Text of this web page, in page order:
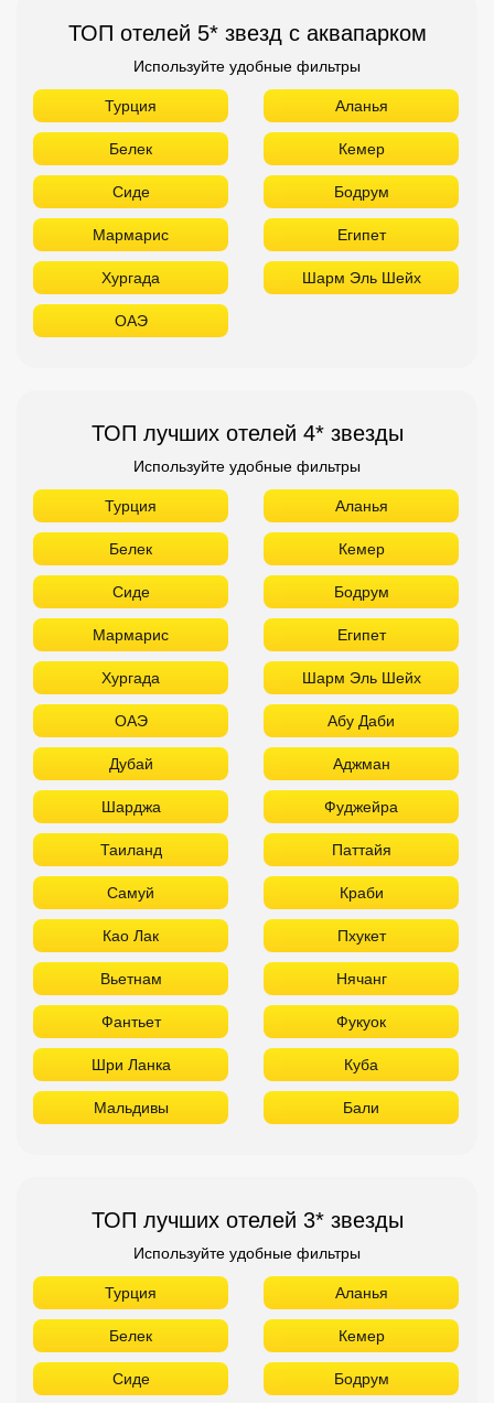
ТОП отелей 5* звезд с аквапарком
Используйте удобные фильтры
Турция Аланья
Белек Кемер
Сиде Бодрум
Мармарис Египет
Хургада Шарм Эль Шейх
ОАЭ
ТОП лучших отелей 4* звезды
Используйте удобные фильтры
Турция Аланья
Белек Кемер
Сиде Бодрум
Мармарис Египет
Хургада Шарм Эль Шейх
ОАЭ Абу Даби
Дубай Аджман
Шарджа Фуджейра
Таиланд Паттайя
Самуй Краби
Као Лак Пхукет
Вьетнам Нячанг
Фантьет Фукуок
Шри Ланка Куба
Мальдивы Бали
ТОП лучших отелей 3* звезды
Используйте удобные фильтры
Турция Аланья
Белек Кемер
Сиде Бодрум